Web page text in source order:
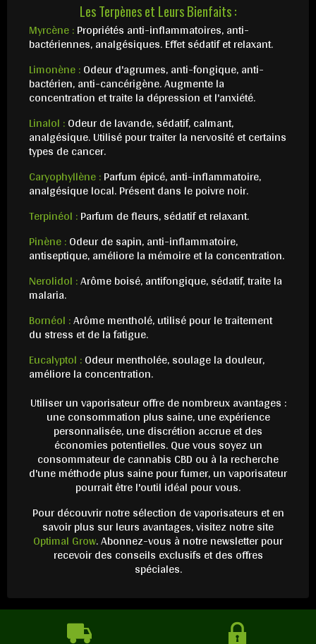
Les Terpènes et Leurs Bienfaits :
Myrcène :Propriétés anti-inflammatoires, anti-
bactériennes, analgésiques. Effet sédatif et relaxant.
Limonène :Odeur d'agrumes, anti-fongique, anti-
bactérien, anti-cancérigène. Augmente la
concentration et traite la dépression et l'anxiété.
Linalol :Odeur de lavande, sédatif, calmant,
analgésique. Utilisé pour traiter la nervosité et certains
types de cancer.
Caryophyllène :Parfum épicé, anti-inflammatoire,
analgésique local. Présent dans le poivre noir.
Terpinéol :Parfum de fleurs, sédatif et relaxant.
Pinène :Odeur de sapin, anti-inflammatoire,
antiseptique, améliore la mémoire et la concentration.
Nerolidol :Arôme boisé, antifongique, sédatif, traite la
malaria.
Bornéol :Arôme mentholé, utilisé pour le traitement
du stress et de la fatigue.
Eucalyptol :Odeur mentholée, soulage la douleur,
améliore la concentration.
Utiliser un vaporisateur offre de nombreux avantages :
une consommation plus saine, une expérience
personnalisée, une discrétion accrue et des
économies potentielles. Que vous soyez un
consommateur de cannabis CBD ou à la recherche
d'une méthode plus saine pour fumer, un vaporisateur
pourrait être l'outil idéal pour vous.
Pour découvrir notre sélection de vaporisateurs et en
savoir plus sur leurs avantages, visitez notre site
Optimal Grow. Abonnez-vous à notre newsletter pour
recevoir des conseils exclusifs et des offres
spéciales.